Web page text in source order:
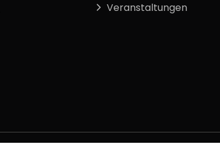
Veranstaltungen